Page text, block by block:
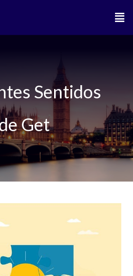
Sentidos
Get